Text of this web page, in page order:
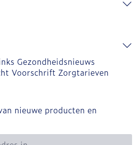
Gezondheidsnieuws
Voorschrift Zorgtarieven
nieuwe producten en